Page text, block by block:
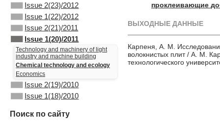
Issue 2(23)/2012
Issue 1(22)/2012
Issue 2(21)/2011
Issue 1(20)/2011
Technology and machinery of light
industry and machine building
Chemical technology and ecology
Economics
Issue 2(19)/2010
Issue 1(18)/2010
Поиск по сайту
проклеивающие
ВЫХОДНЫЕ ДАННЫЕ
Карпеня, А. М.
волокнистых плит / А. М.
технологического